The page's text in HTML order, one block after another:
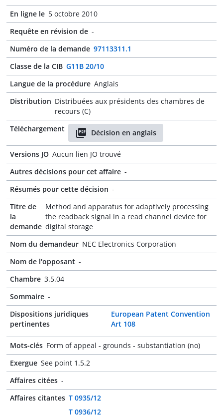
En ligne le 5 octobre 2010
Requête en révision de -
Numéro de la demande 97113311.1
Classe de la CIB G11B 20/10
Langue de la procédure Anglais
Distribution Distribuées aux présidents des chambres de
recours (C)
Téléchargement
Décision en anglais
Versions JO Aucun lien JO trouvé
Autres décisions pour cet affaire -
Résumés pour cette décision -
Titre de
la
demande
Method and apparatus for adaptively processing
the readback signal in a read channel device for
digital storage
Nom du demandeur NEC Electronics Corporation
Nom de l'opposant -
Chambre 3.5.04
Sommaire -
Dispositions juridiques
pertinentes
European Patent Convention
Art 108
Mots-clés Form of appeal - grounds - substantiation (no)
Exergue See point 1.5.2
Affaires citées -
Affaires citantes T 0935/12
T 0936/12